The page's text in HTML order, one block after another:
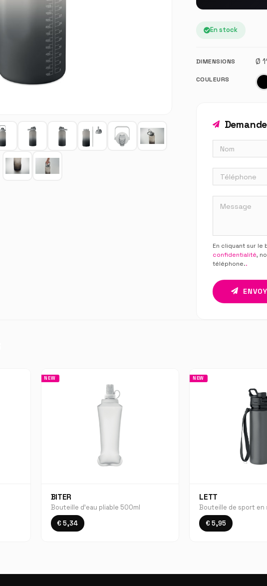
En stock
DIMENSIONS Ø
COULEURS
En cliquant sur le
confidentialité,
téléphone..
NEW
BITER
Bouteille d'eau pliable 500ml
€ 5,34
NEW
LETT
Bouteille de sport en
€ 5,95